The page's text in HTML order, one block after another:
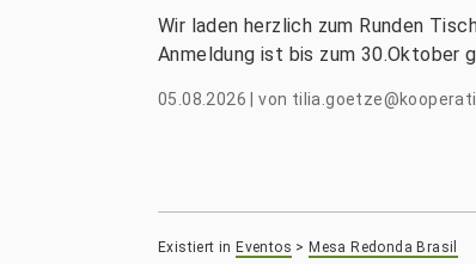
Wir laden herzlich zum Runden
Anmeldung ist bis zum 30.Oktober
05.08.2026 |von
Existiert in Eventos >Mesa Redonda Brasil